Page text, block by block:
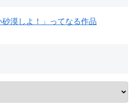
漠しよ！」ってなる作品